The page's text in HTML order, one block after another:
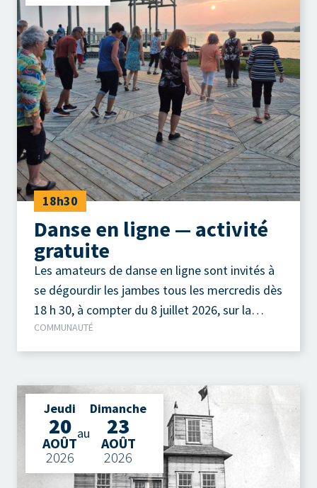
18h30
Danse en ligne — activité
gratuite
Les amateurs de danse en ligne sont invités à
se dégourdir les jambes tous les mercredis dès
18 h 30, à compter du 8 juillet 2026, sur la
terrasse extérieure du Camp à Jos, au parc de
la Pointe-Taylor !
COMMUNAUTÉ
Jeudi
20
AOÛT
2026
Dimanche
23
AOÛT
2026
au